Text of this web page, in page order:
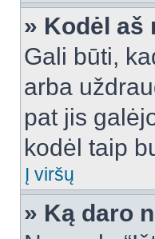
» Kodėl aš
Gali būti,
arba
pat jis
kodėl taip
Į viršų
» Ką daro